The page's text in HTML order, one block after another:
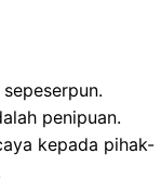
penipuan.
kepada pihak-